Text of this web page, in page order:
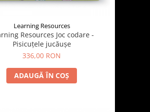
Learning Resources
Resources Joc codare -
Pisicuţele jucăuşe
336,00 RON
ADAUGĂ ÎN COȘ